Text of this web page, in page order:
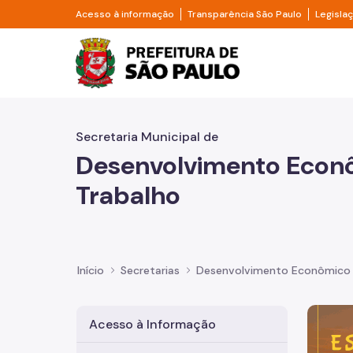
Pular para o Conteúdo principal
Acesso à informação Divisor de acesso à informação
Transparência São Paulo Divisor
Prefeitura de São
Secretaria Municipal de
Desenvolvimento
Trabalho
Início Secretarias Desenvolvimento Econômico
Acesso à Informação